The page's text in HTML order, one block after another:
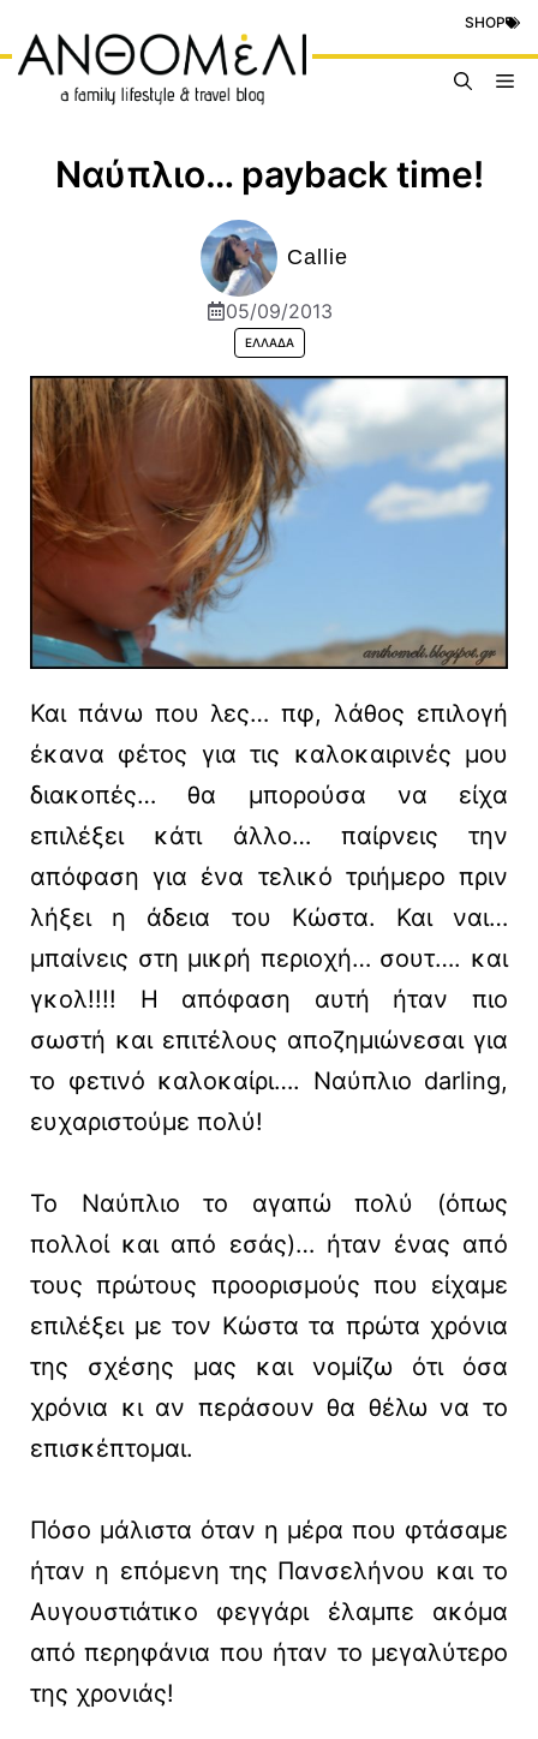
περιεχόμενο
SHOP
Ναύπλιο… payback time!
Callie
05/09/2013
ΕΛΛΆΔΑ
Και πάνω που λες… πφ, λάθος επιλογή
έκανα φέτος για τις καλοκαιρινές μου
διακοπές… θα μπορούσα να είχα
επιλέξει κάτι άλλο… παίρνεις την
απόφαση για ένα τελικό τριήμερο πριν
λήξει η άδεια του Κώστα. Και ναι…
μπαίνεις στη μικρή περιοχή… σουτ…. και
γκολ!!!! Η απόφαση αυτή ήταν πιο
σωστή και επιτέλους αποζημιώνεσαι για
το φετινό καλοκαίρι…. Ναύπλιο darling,
ευχαριστούμε πολύ!
To Nαύπλιο το αγαπώ πολύ (όπως
πολλοί και από εσάς)… ήταν ένας από
τους πρώτους προορισμούς που είχαμε
επιλέξει με τον Κώστα τα πρώτα χρόνια
της σχέσης μας και νομίζω ότι όσα
χρόνια κι αν περάσουν θα θέλω να το
επισκέπτομαι.
Πόσο μάλιστα όταν η μέρα που φτάσαμε
ήταν η επόμενη της Πανσελήνου και το
Αυγουστιάτικο φεγγάρι έλαμπε ακόμα
από περηφάνια που ήταν το μεγαλύτερο
της χρονιάς!